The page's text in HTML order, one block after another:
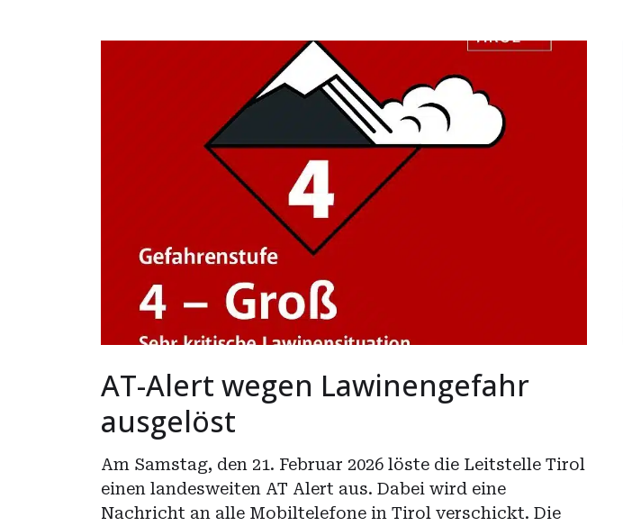
AT-Alert wegen Lawinengefahr
ausgelöst
Am Samstag, den 21. Februar 2026 löste die Leitstelle Tirol
einen landesweiten AT Alert aus. Dabei wird eine
Nachricht an alle Mobiltelefone in Tirol verschickt. Die